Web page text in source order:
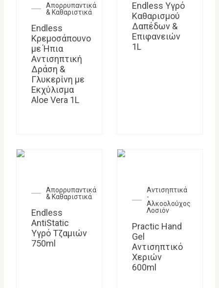
Απορρυπαντικά
& Καθαριστικά
Endless
Κρεμοσάπουνο
με Ήπια
Αντισηπτική
Δράση &
Γλυκερίνη με
Εκχύλισμα
Aloe Vera 1L
Endless Υγρό
Καθαρισμού
Δαπέδων &
Επιφανειών
1L
Απορρυπαντικά
& Καθαριστικά
Endless
AntiStatic
Υγρό Τζαμιών
750ml
Αντισηπτικά
-
Αλκοολούχος
Λοσιόν
Practic Hand
Gel
Αντισηπτικό
Χεριών
600ml